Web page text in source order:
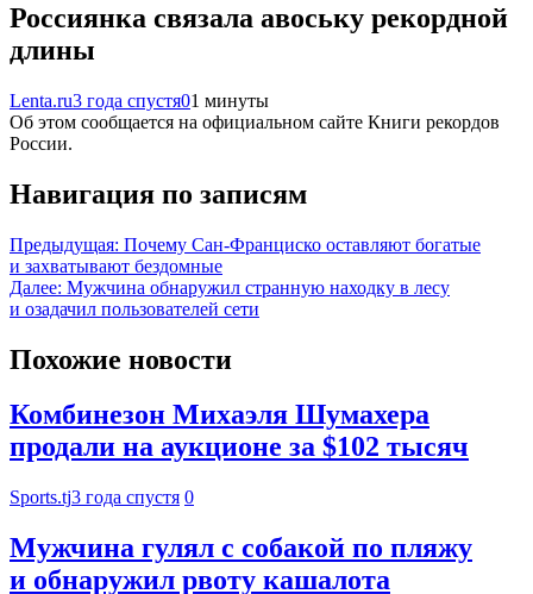
Россиянка связала авоську рекордной
длины
Lenta.ru3 года спустя01 минуты
Об этом сообщается на официальном сайте Книги рекордов
России.
Навигация по записям
Предыдущая: Почему Сан-Франциско оставляют богатые
и захватывают бездомные
Далее: Мужчина обнаружил странную находку в лесу
и озадачил пользователей сети
Похожие новости
Комбинезон Михаэля Шумахера
продали на аукционе за $102 тысяч
Sports.tj3 года спустя 0
Мужчина гулял с собакой по пляжу
и обнаружил рвоту кашалота